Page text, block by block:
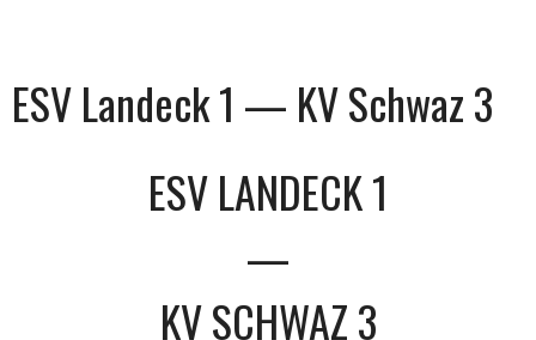
ESV Landeck 1 — KV Schwaz 3
ESV LANDECK 1
—
KV SCHWAZ 3